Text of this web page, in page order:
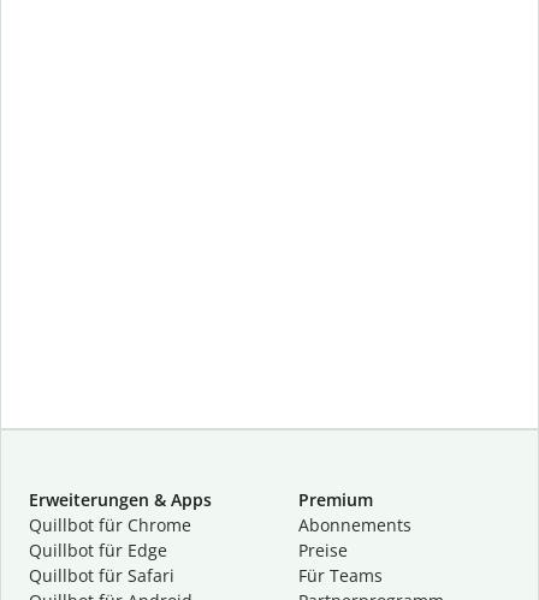
Erweiterungen & Apps
Quillbot für Chrome
Quillbot für Edge
Quillbot für Safari
Premium
Abon­ne­ments
Preise
Für Teams